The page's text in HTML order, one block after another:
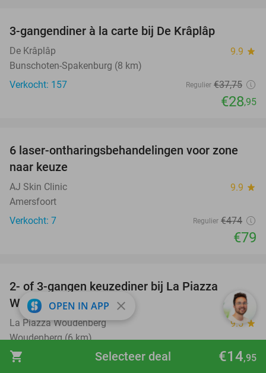
shopping_cart €14,95
Selecteer deal
3-gangendiner à la carte bij De Krâplâp
De Krâplâp 9.9 star
Bunschoten-Spakenburg (8 km)
Verkocht: 157
Regulier €37,75
€28,95
83%
6 laser-ontharingsbehandelingen voor zone
naar keuze
AJ Skin Clinic 9.9 star
Amersfoort
Verkocht: 7
Regulier €474
€79
31%
2- of 3-gangen keuzediner bij La Piazza
Woudenberg
La Piazza Woudenberg 9.5 star
Woudenberg (6 km)
Verkocht: 443
€28,90
OPEN IN APP close